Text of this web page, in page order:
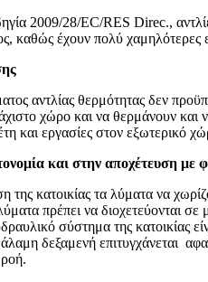
2009/28/EC/RES Direc.,
καθώς έχουν πολύ
αντλίας θερμότητας δεν
χώρο και να θερμάνουν και
και εργασίες στον εξωτερικό
και στην αποχέτευση με
της κατοικίας τα λύματα να
πρέπει να διοχετεύονται
σύστημα της κατοικίας
δεξαμενή επιτυγχάνεται